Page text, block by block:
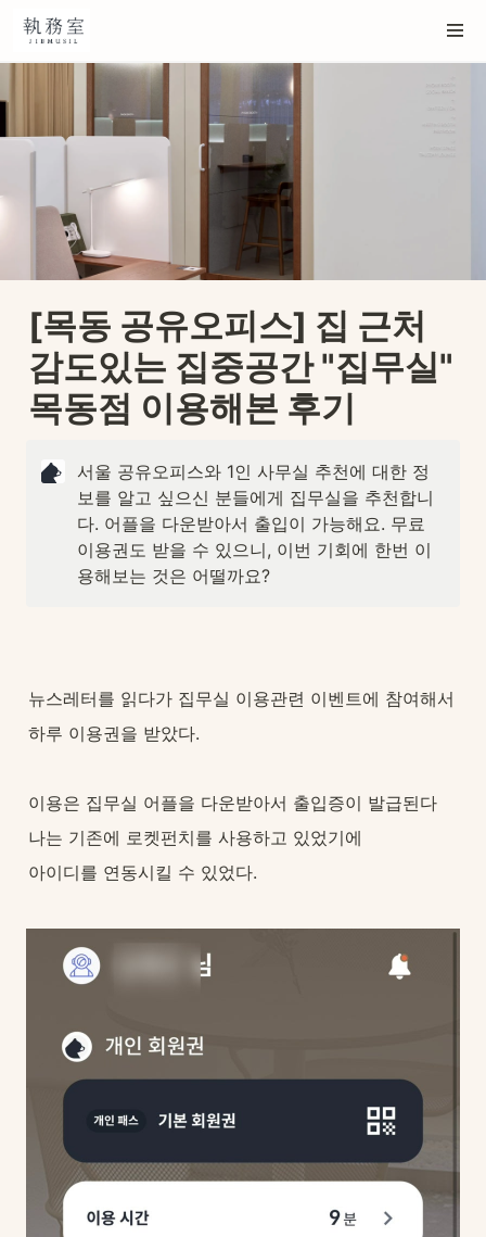
[목동 공유오피스] 집 근처
감도있는 집중공간 "집무실"
목동점 이용해본 후기
서울 공유오피스와 1인 사무실 추천에 대한 정
보를 알고 싶으신 분들에게 집무실을 추천합니
다. 어플을 다운받아서 출입이 가능해요. 무료
이용권도 받을 수 있으니, 이번 기회에 한번 이
용해보는 것은 어떨까요?
뉴스레터를 읽다가 집무실 이용관련 이벤트에 참여해서
하루 이용권을 받았다.
이용은 집무실 어플을 다운받아서 출입증이 발급된다
나는 기존에 로켓펀치를 사용하고 있었기에
아이디를 연동시킬 수 있었다.